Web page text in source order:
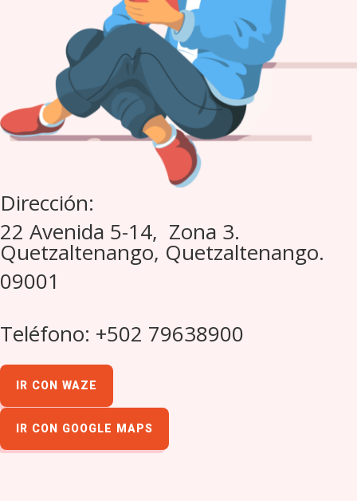
Dirección:
22 Avenida 5-14, Zona 3.
Quetzaltenango, Quetzaltenango.
09001
Teléfono: +502 79638900
IR CON WAZE
IR CON GOOGLE MAPS